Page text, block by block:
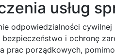
usług
odpowiedzialności
bezpieczeństwo i ochronę
prac porządkowych,